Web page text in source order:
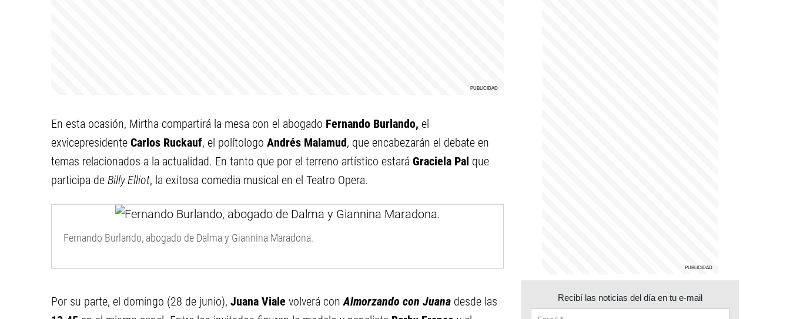
En esta ocasión, Mirtha compartirá la mesa con el abogado Fernando Burlando, el
exvicepresidente Carlos Ruckauf, el polítologo Andrés Malamud, que encabezarán el debate en
temas relacionados a la actualidad. En tanto que por el terreno artístico estará Graciela Pal que
participa de Billy Elliot, la exitosa comedia musical en el Teatro Opera.
Fernando Burlando, abogado de Dalma y Giannina Maradona.
Por su parte, el domingo (28 de junio), Juana Viale volverá conAlmorzando con Juana desde las
Recibí las noticias del día en tu e-mail